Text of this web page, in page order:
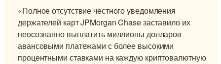
«Полное отсутствие честного уведомления
держателей карт JPMorgan Chase заставило их
неосознанно выплатить миллионы долларов
авансовыми платежами с более высокими
процентными ставками на каждую криптовалютную